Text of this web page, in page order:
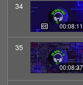
34
00:08:11
35
00:08:37